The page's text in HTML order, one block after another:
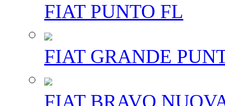
FIAT PUNTO FL
FIAT GRANDE
FIAT BRAVO